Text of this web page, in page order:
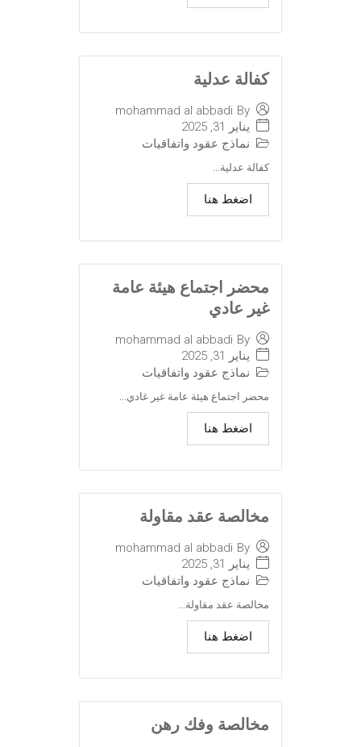
كفالة عدلية
By
mohammad al abbadi
يناير 31, 2025
نماذج عقود واتفاقيات
كفالة عدلية...
اضغط هنا
محضر اجتماع هيئة عامة
غير عادي
By
mohammad al abbadi
يناير 31, 2025
نماذج عقود واتفاقيات
محضر اجتماع هيئة عامة غير غادي...
اضغط هنا
مخالصة عقد مقاولة
By
mohammad al abbadi
يناير 31, 2025
نماذج عقود واتفاقيات
مخالصة عقد مقاولة...
اضغط هنا
مخالصة وفك رهن